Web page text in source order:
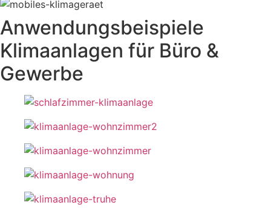
Anwendungsbeispiele
Klimaanlagen für Büro &
Gewerbe